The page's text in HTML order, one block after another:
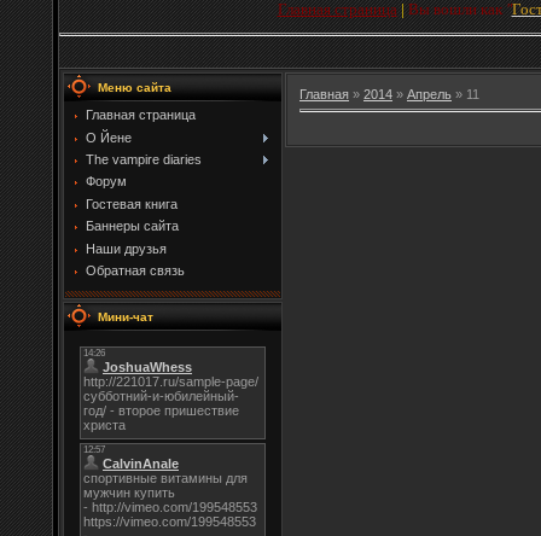
Главная страница | Вы вошли как "
Меню сайта
Главная страница
О Йене
The vampire diaries
Форум
Гостевая книга
Баннеры сайта
Наши друзья
Обратная связь
Мини-чат
Главная » 2014 » Апрель » 11